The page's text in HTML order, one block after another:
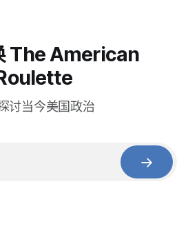
The American
讨当今美国政治